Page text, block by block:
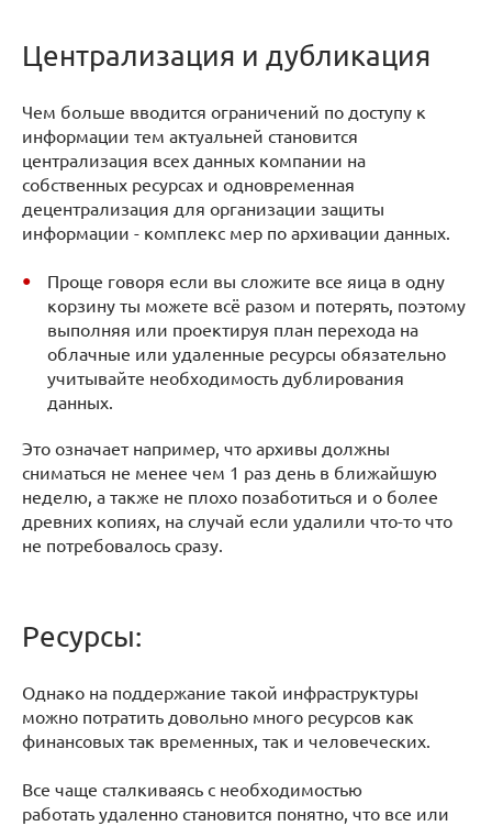
Централизация и дубликация
Чем больше вводится ограничений по доступу к
информации тем актуальней становится
централизация всех данных компании на
собственных ресурсах и одновременная
децентрализация для организации защиты
информации - комплекс мер по архивации данных.
Проще говоря если вы сложите все яица в одну
корзину ты можете всё разом и потерять, поэтому
выполняя или проектируя план перехода на
облачные или удаленные ресурсы обязательно
учитывайте необходимость дублирования
данных.
Это означает например, что архивы должны
сниматься не менее чем 1 раз день в ближайшую
неделю, а также не плохо позаботиться и о более
древних копиях, на случай если удалили что-то что
не потребовалось сразу.
Ресурсы:
Однако на поддержание такой инфраструктуры
можно потратить довольно много ресурсов как
финансовых так временных, так и человеческих.
Все чаще сталкиваясь с необходимостью
работать удаленно становится понятно, что все или